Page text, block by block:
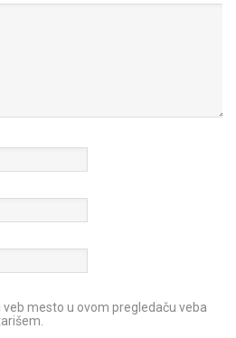
mesto u ovom pregledaču veba